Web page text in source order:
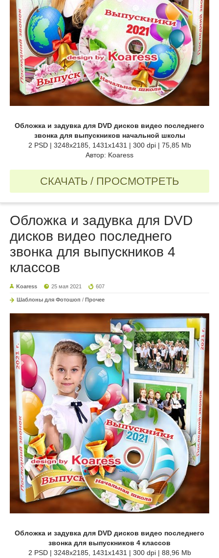
Обложка и задувка для DVD дисков видео последнего
звонка для выпускников начальной школы
2 PSD | 3248x2185, 1431x1431 | 300 dpi | 75,85 Mb
Автор: Koaress
СКАЧАТЬ / ПРОСМОТРЕТЬ
Обложка и задувка для DVD
дисков видео последнего
звонка для выпускников 4
классов
Koaress 25 мая 2021 607
Шаблоны для Фотошоп / Прочее
Обложка и задувка для DVD дисков видео последнего
звонка для выпускников 4 классов
2 PSD | 3248x2185, 1431x1431 | 300 dpi | 88,96 Mb